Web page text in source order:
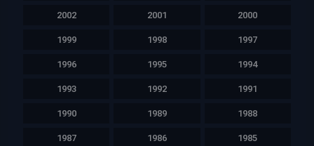
2002 2001 2000
1999 1998 1997
1996 1995 1994
1993 1992 1991
1990 1989 1988
1987 1986 1985